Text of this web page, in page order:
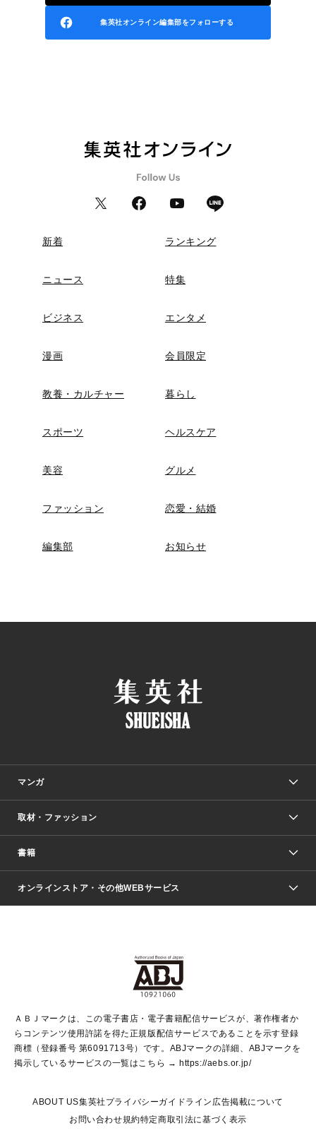
集英社オンライン編集部をフォローする
新着 ランキング
ニュース 特集
ビジネス エンタメ
漫画 会員限定
教養・カルチャー 暮らし
スポーツ ヘルスケア
美容 グルメ
ファッション 恋愛・結婚
編集部 お知らせ
マンガ
少年マンガ
Vジャンプ
ジャンプルーキー！
ジャンプTOON
S-MANGA
集英社ジャンプリミックス
集英社コミック文庫
週刊ヤングジャンプ
ウルトラジャンプ
少女マンガ
リマコミ＋
マンガMeets
月刊オフィスユー
取材・ファッション
Seventeen
LEE
Marisol
T JAPAN:The New York Times Style Magazine
芸能・情報・スポーツ
パラスポ＋！
書籍
文芸・文庫・総合
青春と読書
アジア人物史
集英社新書
集英社新書プラス
よみタイ
ライトノベル・ノベライズ
集英社Webマガジン Cobalt
集英社オレンジ文庫
シフォン文庫
JUMP j BOOKS
集英社みらい文庫
S-KIDS.LAND
オンラインストア・その他WEBサービス
SHUEISHA MANGA-ART HERITAGE
HAPPY PLUS STORE
shueisha vox
SHOP Marisol
EDITOR'S LAB
ＡＢＪマークは、この電子書店・電子書籍配信サービスが、著作権者か
らコンテンツ使用許諾を得た正規版配信サービスであることを示す登録
商標（登録番号 第6091713号）です。ABJマークの詳細、ABJマークを
掲示しているサービスの一覧はこちら → https://aebs.or.jp/
ABOUT US集英社プライバシーガイドライン 広告掲載について
お問い合わせ規約特定商取引法に基づく表示